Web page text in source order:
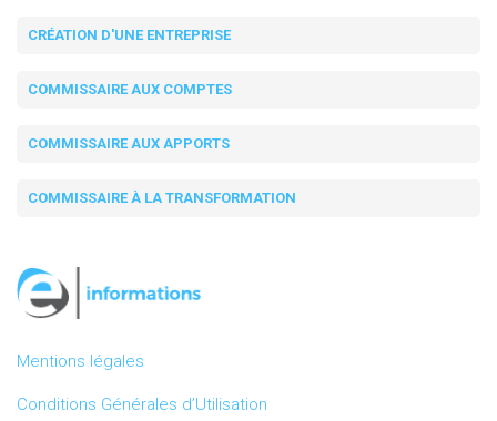
CRÉATION D'UNE ENTREPRISE
COMMISSAIRE AUX COMPTES
COMMISSAIRE AUX APPORTS
COMMISSAIRE À LA TRANSFORMATION
Mentions légales
Conditions Générales d’Utilisation